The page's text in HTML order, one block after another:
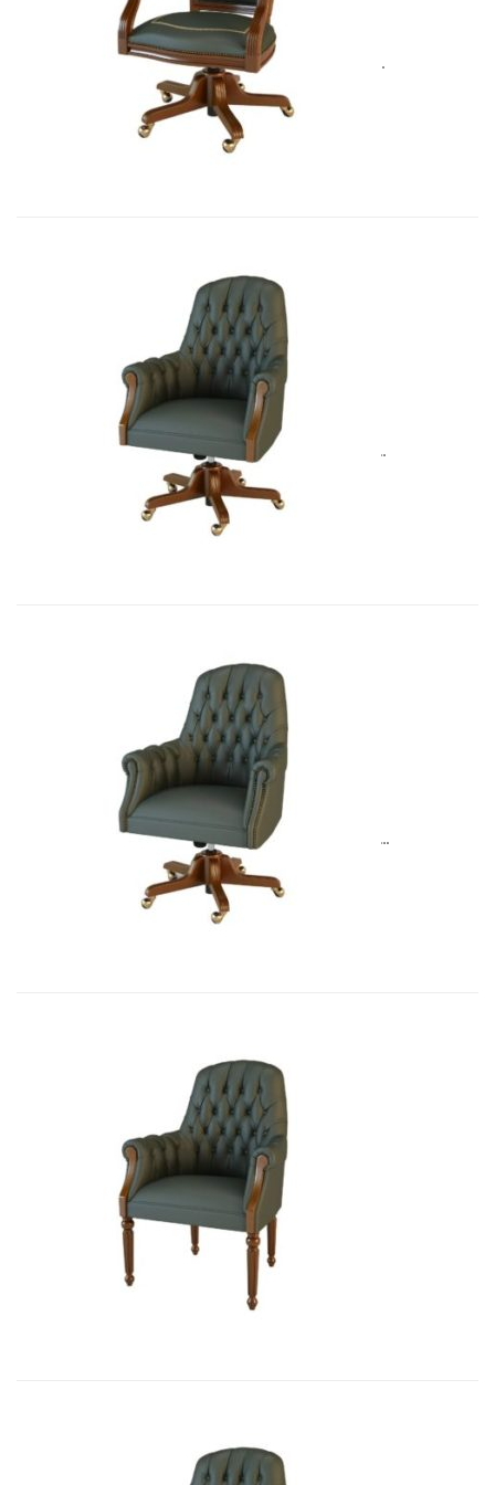
Art&Moble 01002 Кресло вращающе...
5 575,71 €
Art&Moble 01013GB Кресло конфиде...
7 692,51€
Art&Moble 01013G Кресло конфиде�...
6 954,57€
Art&Moble 01013FB Кресло посетит...